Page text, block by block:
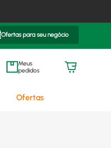
Ofertas para seu negócio
meus pedidos
Ofertas